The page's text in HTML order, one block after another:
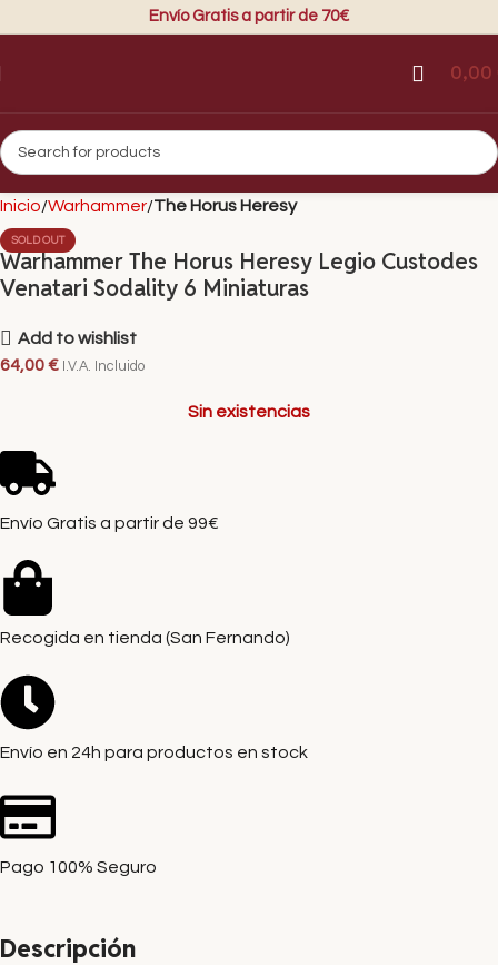
Envío Gratis a partir de 70€
0,00
Inicio Warhammer The Horus Heresy
SOLD OUT
Warhammer The Horus Heresy Legio Custodes
Venatari Sodality 6 Miniaturas
Add to wishlist
64,00€ I.V.A. Incluido
Sin existencias
Envío Gratis a partir de 99€
Recogida en tienda (San Fernando)
Envío en 24h para productos en stock
Pago 100% Seguro
Descripción